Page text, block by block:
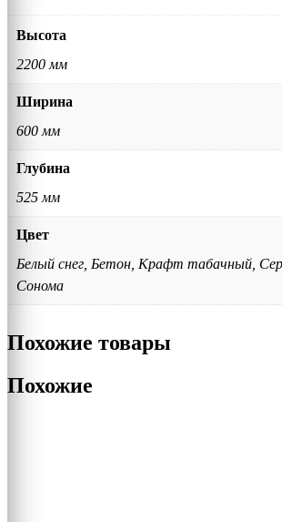
Высота
2200 мм
Ширина
600 мм
Глубина
525 мм
Цвет
Белый снег, Бетон, Крафт табачный,
Сонома
Похожие товары
Похожие